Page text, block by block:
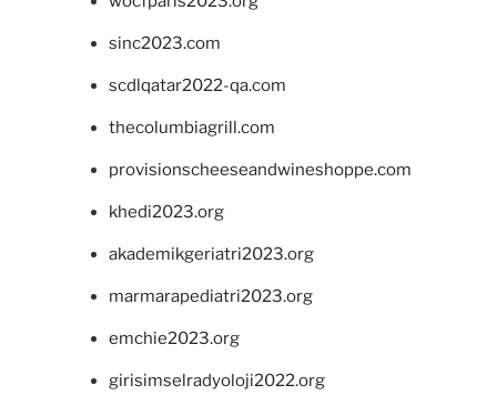
sinc2023.com
scdlqatar2022-qa.com
thecolumbiagrill.com
provisionscheeseandwineshoppe.com
khedi2023.org
akademikgeriatri2023.org
marmarapediatri2023.org
emchie2023.org
girisimselradyoloji2022.org